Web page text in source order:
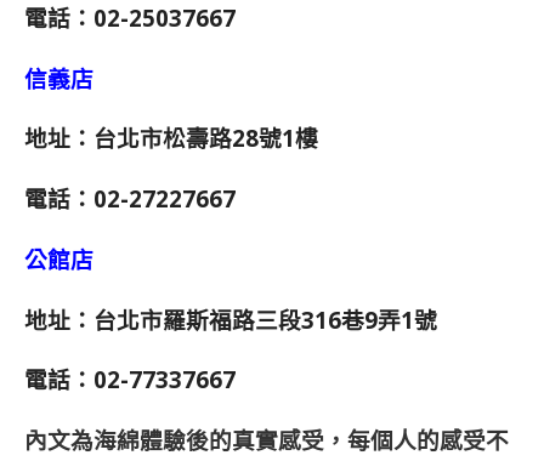
電話：02-25037667
信義店
地址：台北市松壽路28號1樓
電話：02-27227667
公館店
地址：台北市羅斯福路三段316巷9弄1號
電話：02-77337667
內文為海綿體驗後的真實感受，每個人的感受不